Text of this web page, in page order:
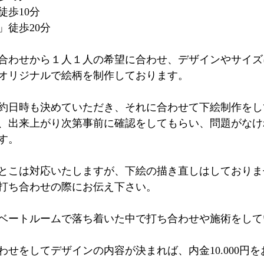
歩10分
徒歩20分
わせから１人１人の希望に合わせ、デザインやサイ
リジナルで絵柄を制作しております。
日時も決めていただき、それに合わせて下絵制作を
出来上がり次第事前に確認をしてもらい、問題がな
。
こは対応いたしますが、下絵の描き直しはしており
ち合わせの際にお伝え下さい。
ートルームで落ち着いた中で打ち合わせや施術をし
せをしてデザインの内容が決まれば、内金10.000円